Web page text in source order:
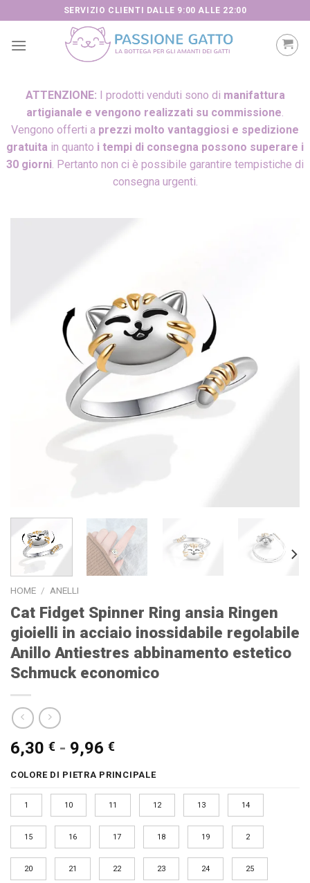
to
content
SERVIZIO CLIENTI DALLE 9:00 ALLE 22:00
ATTENZIONE: I prodotti venduti sono di manifattura
artigianale e vengono realizzati su commissione.
Vengono offerti a prezzi molto vantaggiosi e spedizione
gratuita in quanto i tempi di consegna possono superare i
30 giorni. Pertanto non ci è possibile garantire tempistiche di
consegna urgenti.
HOME / ANELLI
Cat Fidget Spinner Ring ansia Ringen
gioielli in acciaio inossidabile regolabile
Anillo Antiestres abbinamento estetico
Schmuck economico
6,30 € - 9,96 €Fascia
prezzo:
da
6,30 €
a
9,96 €
COLORE DI PIETRA PRINCIPALE
1 10 11 12 13 14
15 16 17 18 19 2
20 21 22 23 24 25